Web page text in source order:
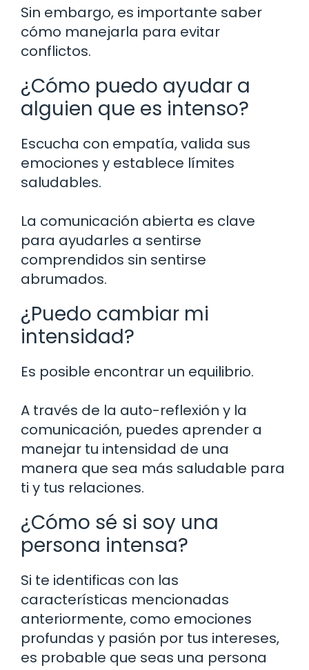
Sin embargo, es importante saber
cómo manejarla para evitar
conflictos.
¿Cómo puedo ayudar a
alguien que es intenso?
Escucha con empatía, valida sus
emociones y establece límites
saludables.
La comunicación abierta es clave
para ayudarles a sentirse
comprendidos sin sentirse
abrumados.
¿Puedo cambiar mi
intensidad?
Es posible encontrar un equilibrio.
A través de la auto-reflexión y la
comunicación, puedes aprender a
manejar tu intensidad de una
manera que sea más saludable para
ti y tus relaciones.
¿Cómo sé si soy una
persona intensa?
Si te identificas con las
características mencionadas
anteriormente, como emociones
profundas y pasión por tus intereses,
es probable que seas una persona